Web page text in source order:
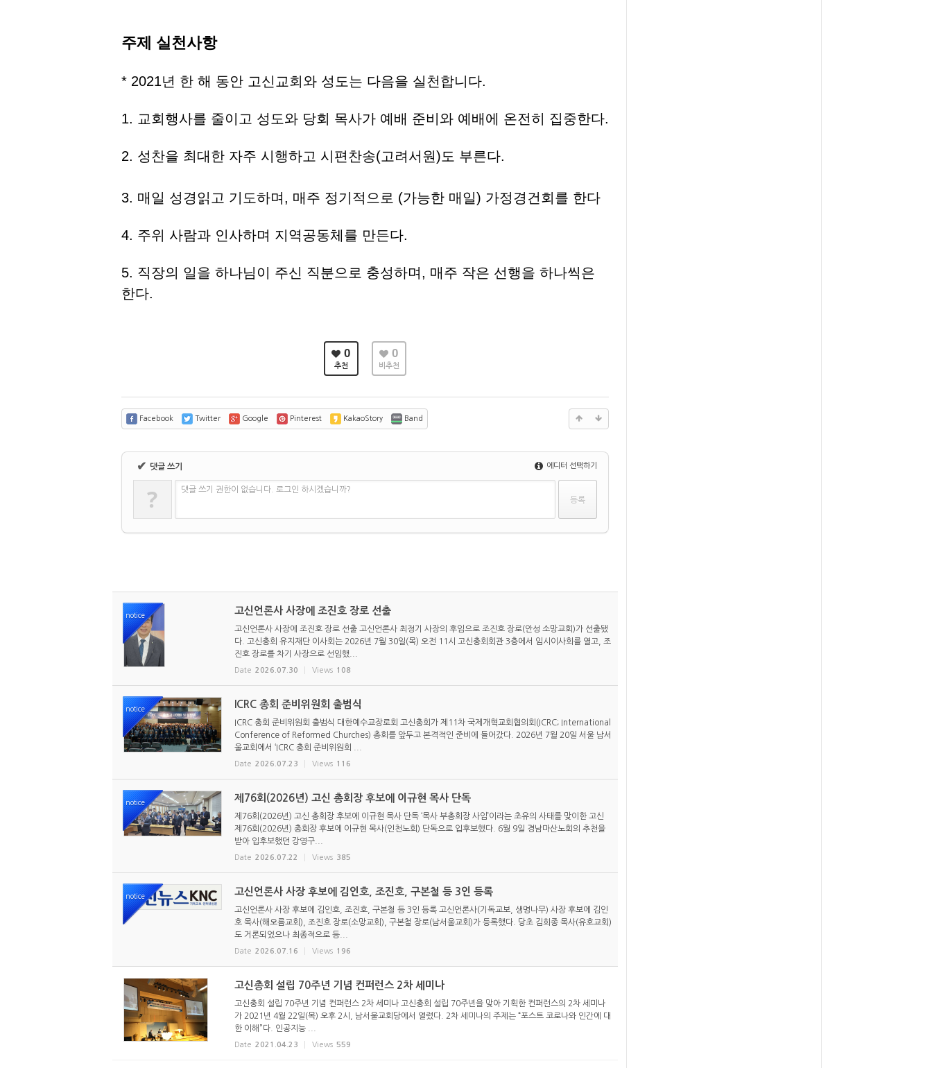
주제 실천사항
* 2021년 한 해 동안 고신교회와 성도는 다음을 실천합니다.
1. 교회행사를 줄이고 성도와 당회 목사가 예배 준비와 예배에 온전히 집중한다.
2. 성찬을 최대한 자주 시행하고 시편찬송(고려서원)도 부른다.
3. 매일 성경읽고 기도하며, 매주 정기적으로 (가능한 매일) 가정경건회를 한다
4. 주위 사람과 인사하며 지역공동체를 만든다.
5. 직장의 일을 하나님이 주신 직분으로 충성하며, 매주 작은 선행을 하나씩은
한다.
0
추천
0
비추천
Facebook Twitter Google Pinterest KakaoStory Band
✔ 댓글 쓰기 에디터 선택하기
? 댓글 쓰기 권한이 없습니다. 로그인 하시겠습니까?
notice 고신언론사 사장에 조진호 장로 선출
고신언론사 사장에 조진호 장로 선출 고신언론사 최정기 사장의 후임으로 조진호 장로(안성 소망교회)가 선출됐
다. 고신총회 유지재단 이사회는 2026년 7월 30일(목) 오전 11시 고신총회회관 3층에서 임시이사회를 열고, 조
진호 장로를 차기 사장으로 선임했...
Date 2026.07.30 Views 108
notice ICRC 총회 준비위원회 출범식
ICRC 총회 준비위원회 출범식 대한예수교장로회 고신총회가 제11차 국제개혁교회협의회(ICRC; International
Conference of Reformed Churches) 총회를 앞두고 본격적인 준비에 들어갔다. 2026년 7월 20일 서울 남서
울교회에서 ‘ICRC 총회 준비위원회 ...
Date 2026.07.23 Views 116
notice 제76회(2026년) 고신 총회장 후보에 이규현 목사 단독
제76회(2026년) 고신 총회장 후보에 이규현 목사 단독 ‘목사 부총회장 사임’이라는 초유의 사태를 맞이한 고신
제76회(2026년) 총회장 후보에 이규현 목사(인천노회) 단독으로 입후보했다. 6월 9일 경남마산노회의 추천을
받아 입후보했던 강영구...
Date 2026.07.22 Views 385
notice 고신언론사 사장 후보에 김인호, 조진호, 구본철 등 3인 등록
고신언론사 사장 후보에 김인호, 조진호, 구본철 등 3인 등록 고신언론사(기독교보, 생명나무) 사장 후보에 김인
호 목사(해오름교회), 조진호 장로(소망교회), 구본철 장로(남서울교회)가 등록했다. 당초 김희종 목사(유호교회)
도 거론되었으나 최종적으로 등...
Date 2026.07.16 Views 196
고신총회 설립 70주년 기념 컨퍼런스 2차 세미나
고신총회 설립 70주년 기념 컨퍼런스 2차 세미나 고신총회 설립 70주년을 맞아 기획한 컨퍼런스의 2차 세미나
가 2021년 4월 22일(목) 오후 2시, 남서울교회당에서 열렸다. 2차 세미나의 주제는 “포스트 코로나와 인간에 대
한 이해”다. 인공지능 ...
Date 2021.04.23 Views 559